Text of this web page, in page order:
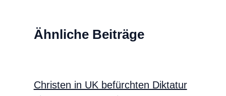
Ähnliche Beiträge
Christen in UK befürchten Diktatur